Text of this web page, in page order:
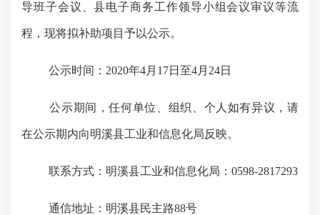
导班子会议、县电子商务工作领导小组会议审议等流
程， 现将拟补助项目 予以公示。
公示时间：2020年4月 17日至4月 24日
公示期间，任何单位、组织、个人如有异议，请
在公示期内向明溪县工业和信息化局反映。
联系方式 ： 明溪县工业和信息化局：0598-2817293
通信地址：明溪县民主路88号